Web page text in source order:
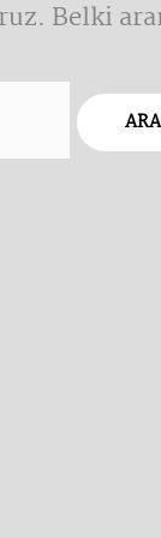
Belki